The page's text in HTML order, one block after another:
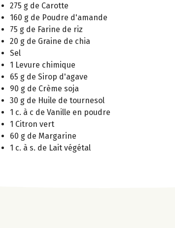
275 g de Carotte
160 g de Poudre d'amande
75 g de Farine de riz
20 g de Graine de chia
Sel
1 Levure chimique
65 g de Sirop d'agave
90 g de Crème soja
30 g de Huile de tournesol
1 c. à c de Vanille en poudre
1 Citron vert
60 g de Margarine
1 c. à s. de Lait végétal